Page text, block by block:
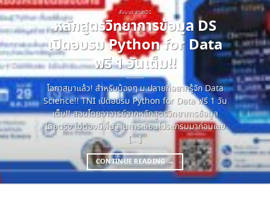
สัมมนา สาขาDS
หลักสูตรวิทยาการข้อมูล DS
เปิดอบรม Python for Data
ฟรี 1 วันเต็ม!!
โอกาสมาแล้ว! สำหรับน้องๆ ม.ปลายที่อยากรู้จัก Data
Science!! TNI เปิดอบรม Python for Data ฟรี 1 วัน
เต็ม!! สอนโดยอาจารย์จากหลักสูตรวิทยาการข้อมูล
โดยตรง ไม่ต้องมีพื้นฐานการเขียนโปรแกรมมาก่อนเลย
[...]
CONTINUE READING→